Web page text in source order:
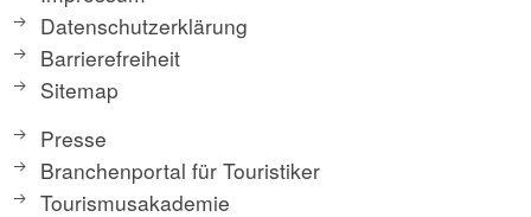
Datenschutzerklärung
Barrierefreiheit
Sitemap
Presse
Branchenportal für Touristiker
Tourismusakademie